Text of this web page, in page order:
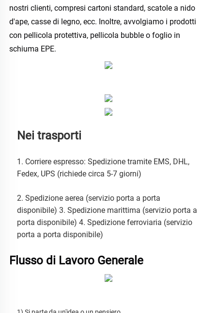
nostri clienti, compresi cartoni standard, scatole a nido
d'ape, casse di legno, ecc. Inoltre, avvolgiamo i prodotti
con pellicola protettiva, pellicola bubble o foglio in
schiuma EPE.
Nei trasporti
1. Corriere espresso: Spedizione tramite EMS, DHL,
Fedex, UPS (richiede circa 5-7 giorni)
2. Spedizione aerea (servizio porta a porta
disponibile) 3. Spedizione marittima (servizio porta a
porta disponibile) 4. Spedizione ferroviaria (servizio
porta a porta disponibile)
Flusso di Lavoro Generale